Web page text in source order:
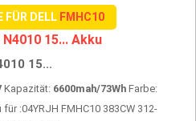
FÜR DELL FMHC10
15...
Kapazität: 6600mah/73Wh Farbe:
:04YRJH FMHC10 383CW 312-